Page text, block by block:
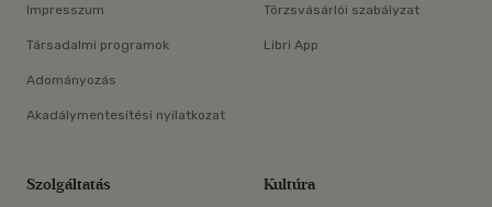
Impresszum
Társadalmi programok
Adományozás
Akadálymentesítési nyilatkozat
Törzsvásárlói szabályzat
Libri App
Szolgáltatás Kultúra